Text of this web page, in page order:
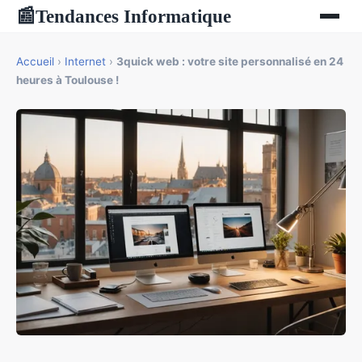
📰Tendances Informatique
Accueil › Internet › 3quick web : votre site personnalisé en 24
heures à Toulouse !